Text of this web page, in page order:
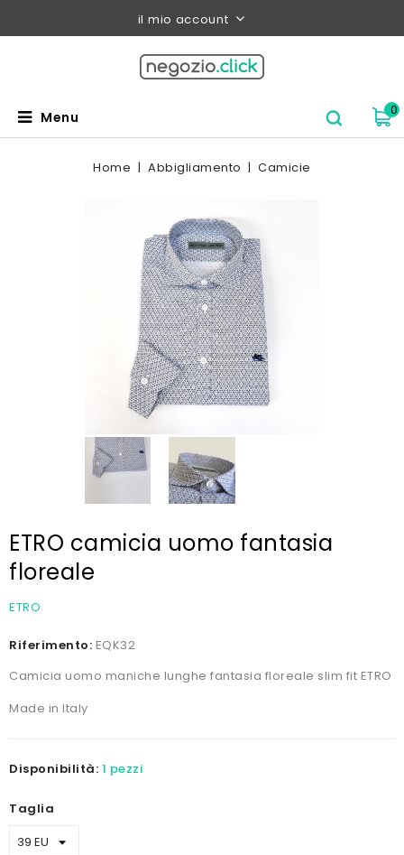
il mio account
0
Menu
Home Abbigliamento Camicie
ETRO camicia uomo fantasia
floreale
ETRO
Riferimento: EQK32
Camicia uomo maniche lunghe fantasia floreale slim fit ETRO
Made in Italy
Disponibilità: 1 pezzi
Taglia